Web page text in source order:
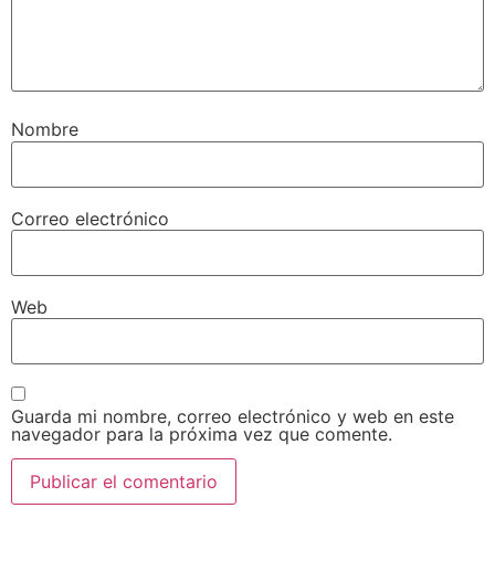
Nombre
Correo electrónico
Web
Guarda mi nombre, correo electrónico y web en este
navegador para la próxima vez que comente.